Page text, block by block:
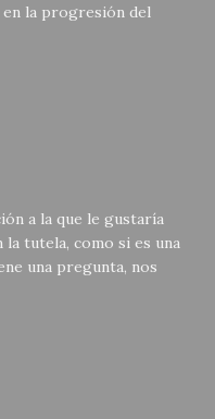
la progresión del
a la que le gustaría
la tutela, como si es una
una pregunta, nos